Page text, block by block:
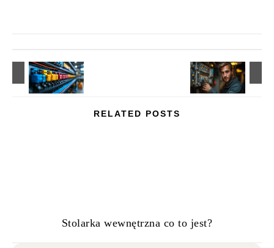
RELATED POSTS
Stolarka wewnętrzna co to jest?